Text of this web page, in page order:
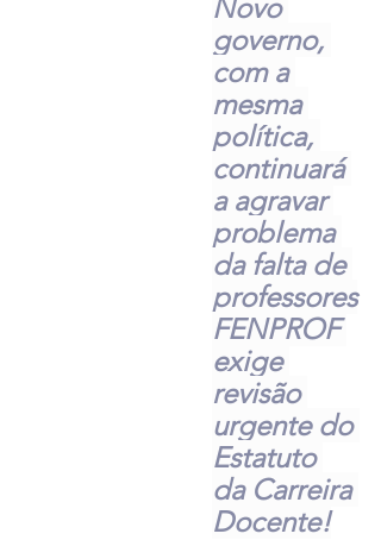
Novo
governo,
com a
mesma
política,
continuará
a agravar
problema
da falta de
professores
FENPROF
exige
revisão
urgente do
Estatuto
da Carreira
Docente!